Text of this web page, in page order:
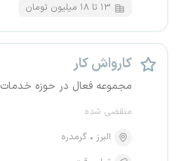
۱۳ تا ۱۸ میلیون تومان
کارواش کار
مجموعه فعال در حوزه خدمات
منقضی شده
البرز
گرمدره